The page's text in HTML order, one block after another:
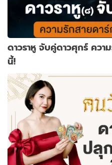
ดาวราหู จับคู่ดาวศุกร์ ควา
นี้!